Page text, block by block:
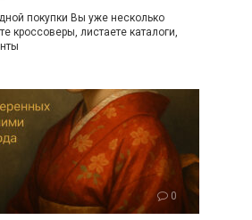
покупки Вы уже несколько
кроссоверы, листаете каталоги,
0